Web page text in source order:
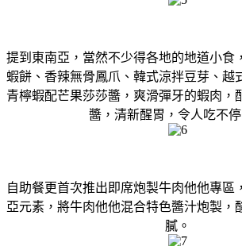
提到東南亞，當然不少得各地的地道小食
蝦餅、香辣無骨鳳爪、韓式涼拌豆芽、越
青檸蝦配芒果莎莎醬，爽滑彈牙的蝦肉，
醬，清新醒胃，令人吃不停
自助餐更首次推出即席炮製牛肉他他專區
亞元素，將牛肉他他混合特色醬汁炮製，
膩。